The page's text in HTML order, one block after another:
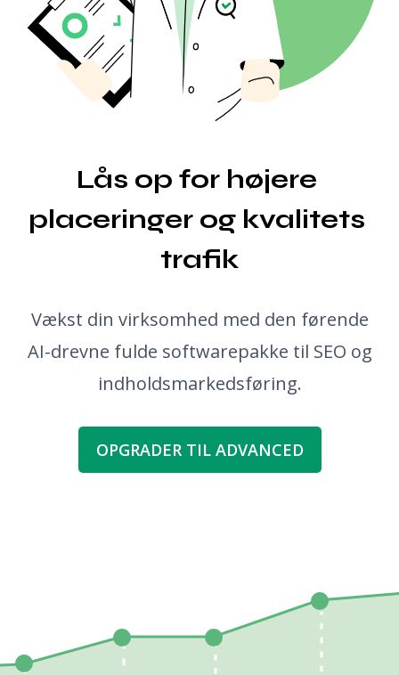
Snippet Preview
Blogindlægsidé generator
Lås op for højere
placeringer og kvalitets
trafik
Vækst din virksomhed med den førende
AI-drevne fulde softwarepakke til SEO og
indholdsmarkedsføring.
OPGRADER TIL ADVANCED